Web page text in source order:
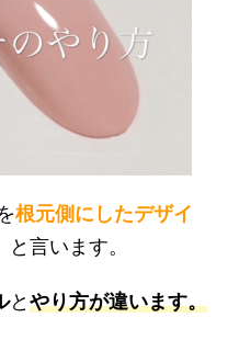
根元側にしたデザイ
と言います。
とやり方が違います。